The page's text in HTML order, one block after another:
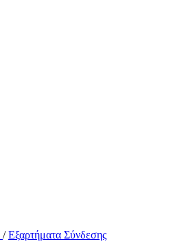
/ Εξαρτήματα Σύνδεσης